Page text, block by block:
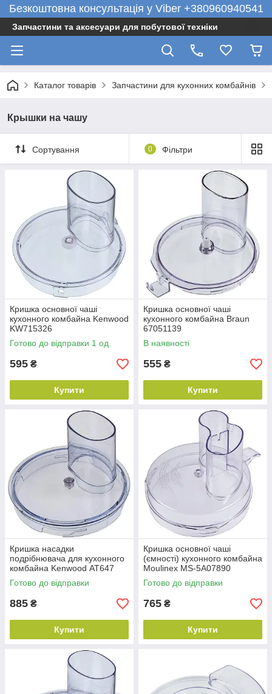
Безкоштовна консультація у Viber +380960940541
Запчастини та аксесуари для побутової техніки
Каталог товарів Запчастини для кухонних комбайнів
Крышки на чашу
Сортування 0 Фільтри
Кришка основної чаші
кухонного комбайна Kenwood
KW715326
Готово до відправки 1 од.
595 ₴
Купити
Кришка основної чаші
кухонного комбайна Braun
67051139
В наявності
555 ₴
Купити
Кришка насадки
подрібнювача для кухонного
комбайна Kenwood АТ647
KW714235
Готово до відправки
885 ₴
Купити
Кришка основної чаші
(ємності) кухонного комбайна
Moulinex MS-5A07890
Готово до відправки
765 ₴
Купити